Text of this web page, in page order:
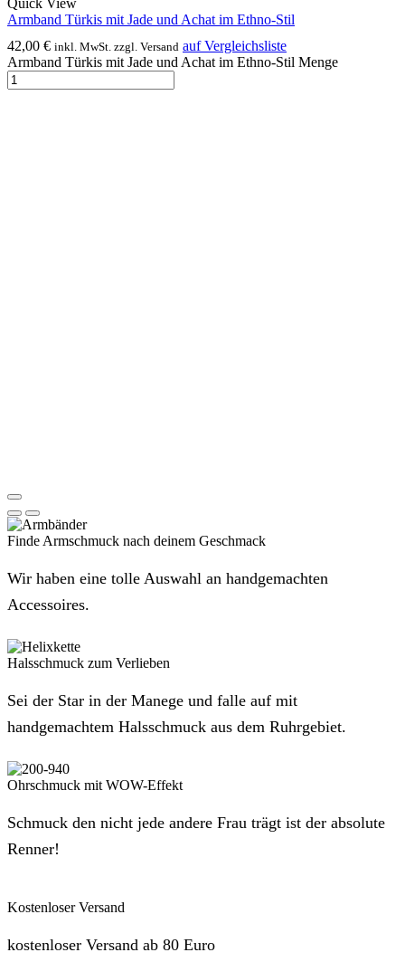
Armband Türkis mit Jade und Achat im Ethno-Stil
42,00 € inkl. MwSt. zzgl. Versand auf Vergleichsliste
Armband Türkis mit Jade und Achat im Ethno-Stil Menge
Finde Armschmuck nach deinem Geschmack
Wir haben eine tolle Auswahl an handgemachten
Accessoires.
Halsschmuck zum Verlieben
Sei der Star in der Manege und falle auf mit
handgemachtem Halsschmuck aus dem Ruhrgebiet.
Ohrschmuck mit WOW-Effekt
Schmuck den nicht jede andere Frau trägt ist der absolute
Renner!
Kostenloser Versand
kostenloser Versand ab 80 Euro